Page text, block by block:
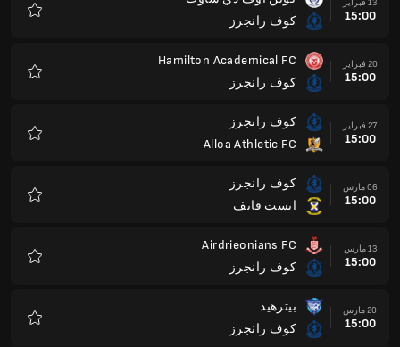
13 فبراير
15:00
كوف رانجرز
20 فبراير
15:00
Hamilton Academical FC
كوف رانجرز
27 فبراير
15:00
كوف رانجرز
Alloa Athletic FC
06 مارس
15:00
كوف رانجرز
ايست فايف
13 مارس
15:00
Airdrieonians FC
كوف رانجرز
20 مارس
15:00
بيترهيد
كوف رانجرز